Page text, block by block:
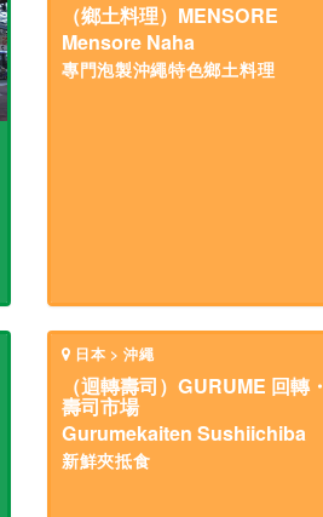
（鄉土料理）MENSORE
Mensore Naha
專門泡製沖繩特色鄉土料理
日本 > 沖繩
（迴轉壽司）GURUME 回轉・
壽司市場
Gurumekaiten Sushiichiba
新鮮夾抵食